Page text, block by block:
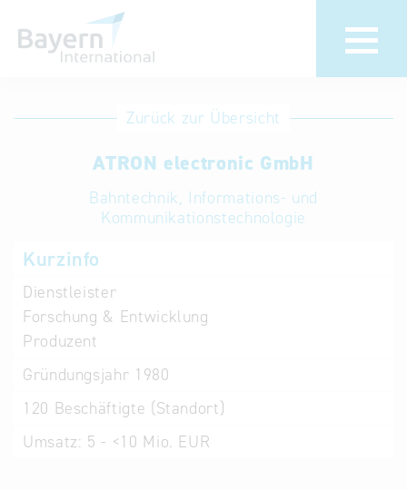
Anmeldung
Unternehmen
Institution
Eintrag
löschen
Aktualisieren
Sie Ihren
Zurück zur Übersicht
ATRON electronic GmbH
Bahntechnik, Informations- und
Kommunikationstechnologie
Kurzinfo
Dienstleister
Forschung & Entwicklung
Produzent
Gründungsjahr 1980
120 Beschäftigte (Standort)
Umsatz: 5 - <10 Mio. EUR